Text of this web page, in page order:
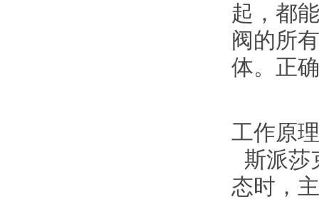
起，都
阀的所
体。正
工作原理
斯派莎
态时，